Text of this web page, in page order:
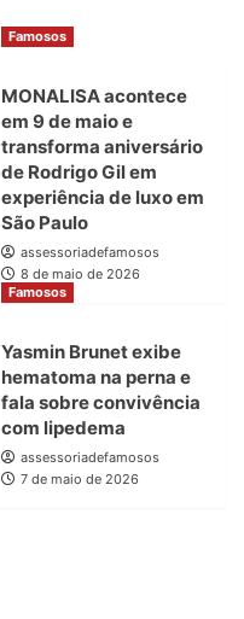
Famosos
MONALISA acontece
em 9 de maio e
transforma aniversário
de Rodrigo Gil em
experiência de luxo em
São Paulo
assessoriadefamosos
8 de maio de 2026
Famosos
Yasmin Brunet exibe
hematoma na perna e
fala sobre convivência
com lipedema
assessoriadefamosos
7 de maio de 2026